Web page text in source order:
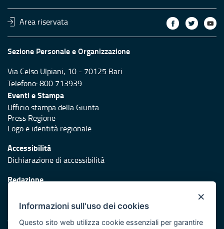
Area riservata
Sezione Personale e Organizzazione
Via Celso Ulpiani, 10 - 70125 Bari
Telefono: 800 713939
Eventi e Stampa
Ufficio stampa della Giunta
Press Regione
Logo e identità regionale
Accessibilità
Dichiarazione di accessibilità
Redazione
Protezione civile
Vai al sito di Protezione Civile Puglia
×
Informazioni sull'uso dei cookies
Questo sito web utilizza cookie essenziali per garantire